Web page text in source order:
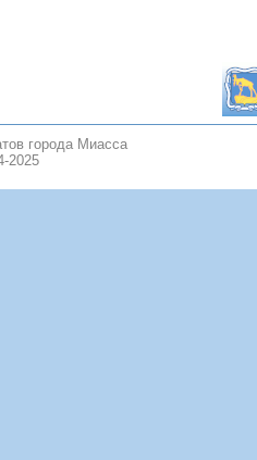
города Миасса
2025